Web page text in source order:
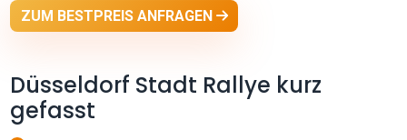
ZUM BESTPREIS ANFRAGEN
Düsseldorf Stadt Rallye kurz
gefasst